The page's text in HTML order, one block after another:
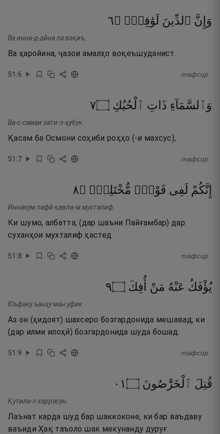
وَإِنَّ ٱلدِّينَ لَوَٰقِعٌۭ ۝٦
Ва инна-д-дӣна ла вақиъ.
Ва ҳаройина, ҷазои амалҳо воқеъшуданист.
51:6 тафсир
وَٱلسَّمَآءِ ذَاتِ ٱلْحُبُكِ ۝٧
Ва-с-самаи зати-л-ҳубук.
Қасам ба Осмони соҳиби роҳҳо (-и махсус),
51:7 тафсир
إِنَّكُمْ لَفِى قَوْلٍۢ مُّخْتَلِفٍۢ ۝٨
Иннакум лафӣ қавли-м мухталиф.
Ки шумо, албатта, (дар шаъни Пайғамбар) дар
суханҳои мухталиф ҳастед.
51:8 тафсир
يُؤْفَكُ عَنْهُ مَنْ أُفِكَ ۝٩
Юъфаку ъанҳу ман уфик.
Аз он (ҳидоят) шахсеро бозгардонида мешавад, ки
(дар илми илоҳӣ) бозгардонида шуда бошад.
51:9 тафсир
قُتِلَ ٱلْخَرَّٰصُونَ ۝١٠
Қутила-л харрасун.
Лаънат карда шуд бар шаккоконе, ки бар ваъдаву
ваъиди Ҳақ таъоло шак мекунанду дуруғ